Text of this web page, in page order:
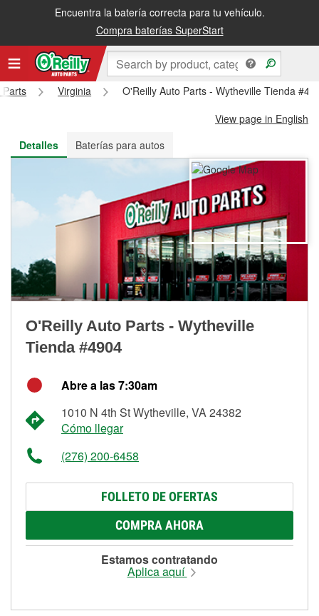
Encuentra la batería correcta para tu vehículo.
Compra baterías SuperStart
Recibe tu orden gratis al día siguiente o recógela en la tienda
Parts Virginia
O'Reilly Auto Parts - Wytheville Tienda
View page in English
Detalles
Baterías para autos
O'Reilly Auto Parts - Wytheville
Tienda #4904
Abre a las 7:30am
1010 N 4th St Wytheville, VA 24382
Cómo llegar
(276) 200-6458
FOLLETO DE OFERTAS
COMPRA AHORA
Estamos contratando
Aplica aquí